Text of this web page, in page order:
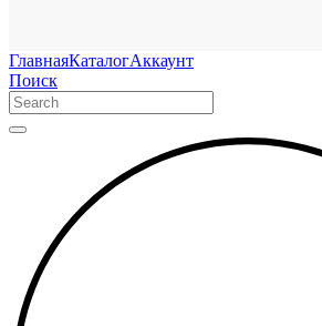
ГлавнаяКаталогАккаунт
Поиск